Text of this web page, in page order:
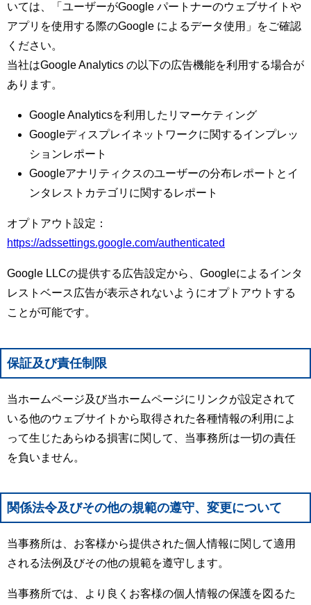
いては、「ユーザーがGoogle パートナーのウェブサイトや
アプリを使用する際のGoogle によるデータ使用」をご確認
ください。
当社はGoogle Analytics の以下の広告機能を利用する場合が
あります。
Google Analyticsを利用したリマーケティング
Googleディスプレイネットワークに関するインプレッ
ションレポート
Googleアナリティクスのユーザーの分布レポートとイ
ンタレストカテゴリに関するレポート
オプトアウト設定：
https://adssettings.google.com/authenticated
Google LLCの提供する広告設定から、Googleによるインタ
レストベース広告が表示されないようにオプトアウトする
ことが可能です。
保証及び責任制限
当ホームページ及び当ホームページにリンクが設定されて
いる他のウェブサイトから取得された各種情報の利用によ
って生じたあらゆる損害に関して、当事務所は一切の責任
を負いません。
関係法令及びその他の規範の遵守、変更について
当事務所は、お客様から提供された個人情報に関して適用
される法例及びその他の規範を遵守します。
当事務所では、より良くお客様の個人情報の保護を図るた